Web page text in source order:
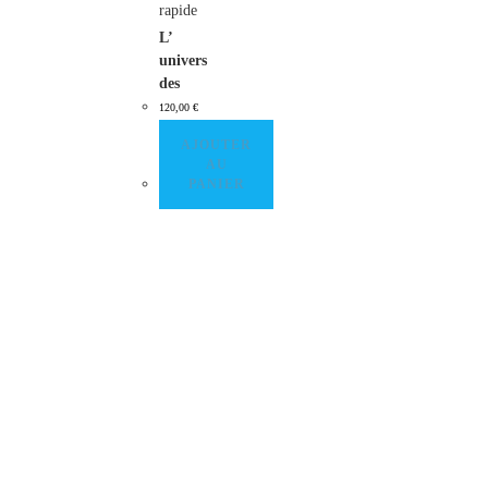
rapide
L’
univers
des
livres –
ON
120,00€
AJOUTER
AU
PANIER